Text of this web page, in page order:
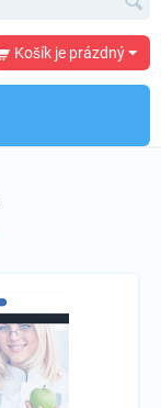
Košík je prázdný